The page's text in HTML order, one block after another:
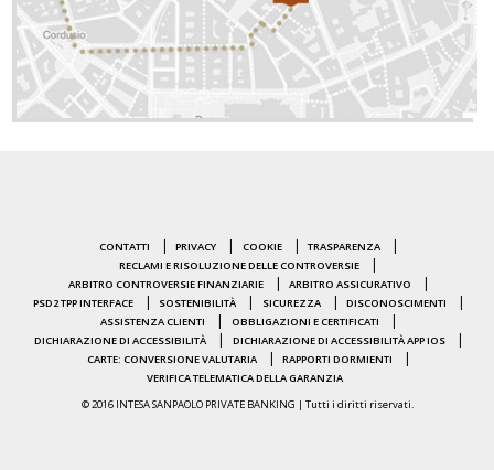
CONTATTI PRIVACY COOKIE
TRASPARENZA
RECLAMI E RISOLUZIONE DELLE CONTROVERSIE
ARBITRO CONTROVERSIE FINANZIARIE
ARBITRO ASSICURATIVO
PSD2 TPP INTERFACE
SOSTENIBILITÀ SICUREZZA
DISCONOSCIMENTI
ASSISTENZA CLIENTI
OBBLIGAZIONI E CERTIFICATI
DICHIARAZIONE DI ACCESSIBILITÀ
DICHIARAZIONE DI ACCESSIBILITÀ APP IOS
CARTE: CONVERSIONE VALUTARIA
RAPPORTI DORMIENTI
VERIFICA TELEMATICA DELLA GARANZIA
© 2016 INTESA SANPAOLO PRIVATE BANKING | Tutti i diritti riservati.